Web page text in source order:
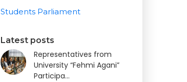
Students Parliament
Latest posts
Representatives from
University “Fehmi Agani”
Participa...